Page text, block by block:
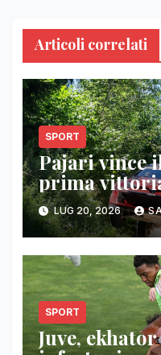
Articoli correlati
SPORT
Pajari vince
prima
LUG 20, 2026
SPORT
Juve,